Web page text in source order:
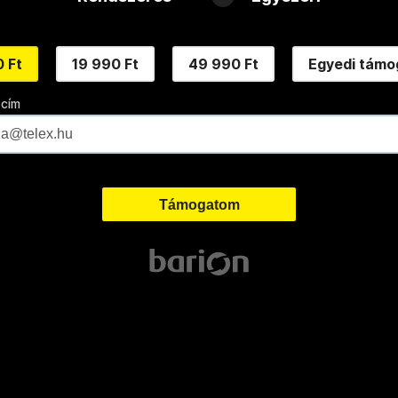
Ft 19 990 Ft 49 990 Ft Egyedi